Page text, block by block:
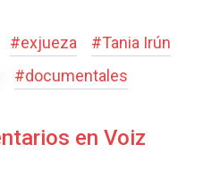
#exjueza #Tania Irún
#documentales
en Voiz